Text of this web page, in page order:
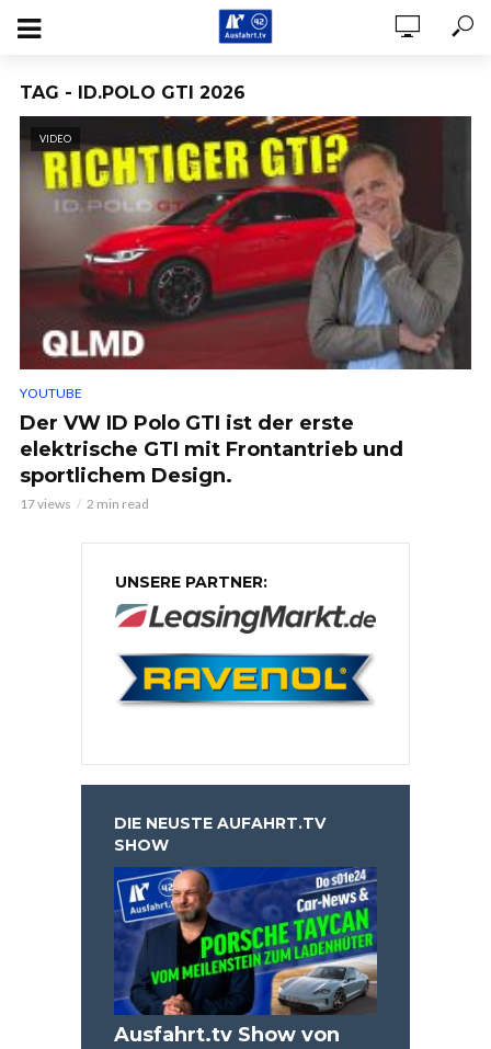
TAG - ID.POLO GTI 2026
VIDEO
YOUTUBE
Der VW ID Polo GTI ist der erste
elektrische GTI mit Frontantrieb und
sportlichem Design.
17 views 2 min read
UNSERE PARTNER:
DIE NEUSTE AUFAHRT.TV
SHOW
Ausfahrt.tv Show von